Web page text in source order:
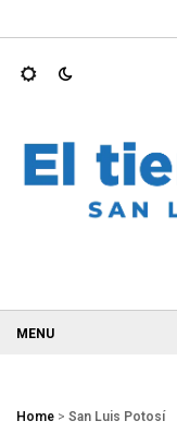
Home > San Luis Potosí